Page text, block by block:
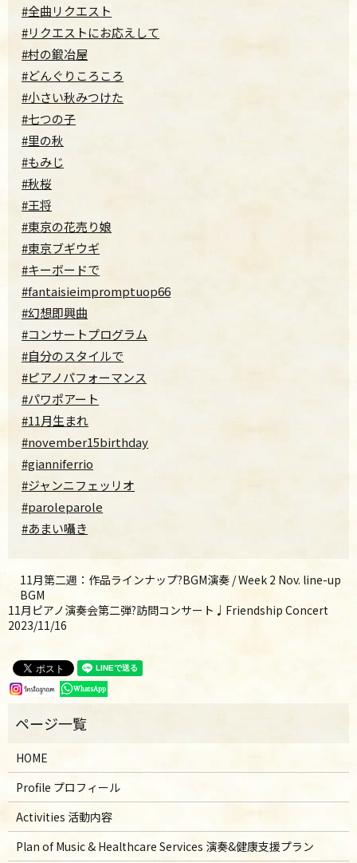
#全曲リクエスト
#リクエストにお応えして
#村の鍛冶屋
#どんぐりころころ
#小さい秋みつけた
#七つの子
#里の秋
#もみじ
#秋桜
#王将
#東京の花売り娘
#東京ブギウギ
#キーボードで
#fantaisieimpromptuop66
#幻想即興曲
#コンサートプログラム
#自分のスタイルで
#ピアノパフォーマンス
#パワポアート
#11月生まれ
#november15birthday
#gianniferrio
#ジャンニフェッリオ
#paroleparole
#あまい囁き
11月第二週：作品ラインナップ?BGM演奏 / Week 2 Nov. line-up
BGM
11月ピアノ演奏会第二弾?訪問コンサート♩Friendship Concert
2023/11/16
HOME
Profile プロフィール
Activities 活動内容
Plan of Music & Healthcare Services 演奏&健康支援プラン